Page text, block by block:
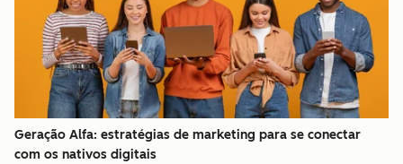
Geração Alfa: estratégias de marketing para se conectar
com os nativos digitais